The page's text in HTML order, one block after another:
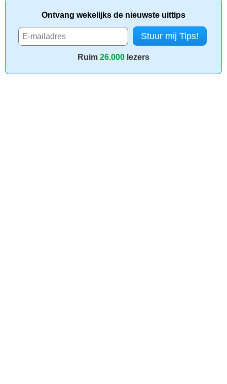
Ontvang wekelijks de nieuwste uittips
Ruim 26.000 lezers